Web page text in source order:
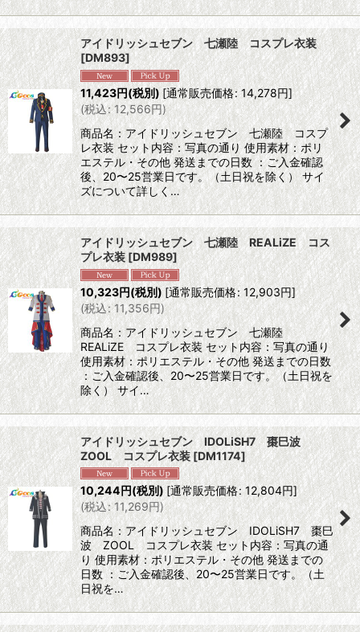
アイドリッシュセブン 七瀬陸 コスプレ衣装
[DM893]
11,423円(税別) [通常販売価格: 14,278円]
(税込: 12,566円)
商品名：アイドリッシュセブン 七瀬陸 コスプ
レ衣装 セット内容：写真の通り 使用素材：ポリ
エステル・その他 発送までの日数 ：ご入金確認
後、20〜25営業日です。（土日祝を除く） サイ
ズについて詳しく…
アイドリッシュセブン 七瀬陸 REALiZE コス
プレ衣装 [DM989]
10,323円(税別) [通常販売価格: 12,903円]
(税込: 11,356円)
商品名：アイドリッシュセブン 七瀬陸
REALiZE コスプレ衣装 セット内容：写真の通り
使用素材：ポリエステル・その他 発送までの日数
：ご入金確認後、20〜25営業日です。（土日祝を
除く） サイ…
アイドリッシュセブン IDOLiSH7 棗巳波
ZOOL コスプレ衣装[DM1174]
10,244円(税別) [通常販売価格: 12,804円]
(税込: 11,269円)
商品名：アイドリッシュセブン IDOLiSH7 棗巳
波 ZOOL コスプレ衣装 セット内容：写真の通
り 使用素材：ポリエステル・その他 発送までの
日数 ：ご入金確認後、20〜25営業日です。（土
日祝を…